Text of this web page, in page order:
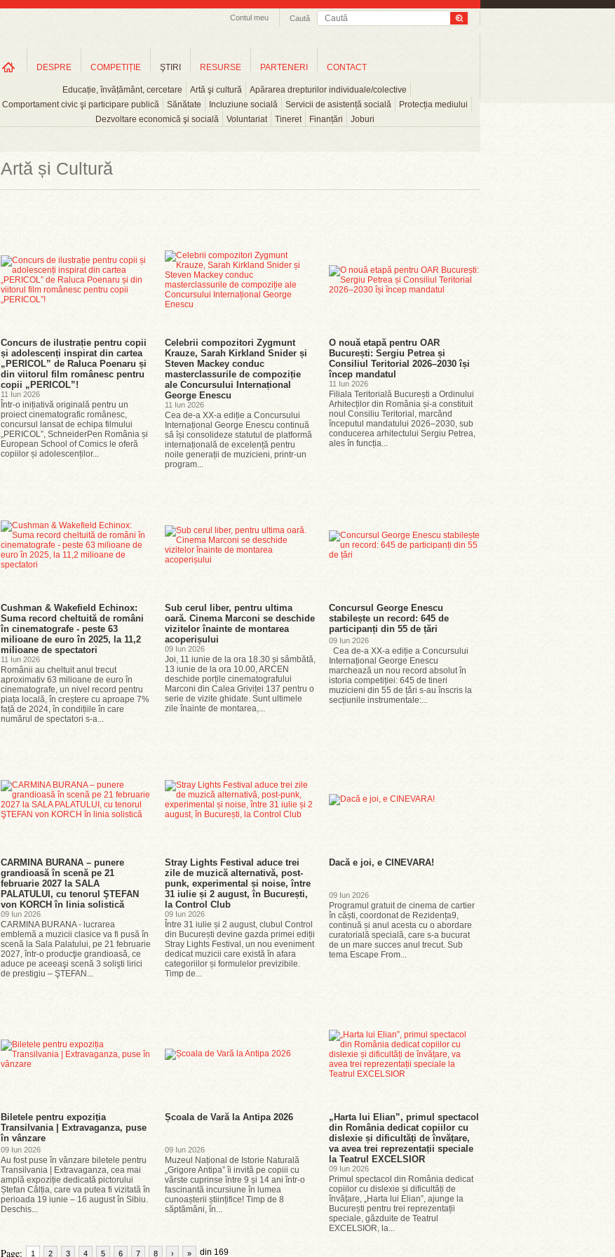
Caută
Contul meu
DESPRE COMPETIȚIE ŞTIRI
Educație, învățământ, cercetare Artă şi cultură
Apărarea drepturilor individuale/colective
Comportament civic şi participare publică
Sănătate Incluziune socială Servicii de asistență socială
Protecția mediului
Dezvoltare economică şi socială
Voluntariat Tineret Finanțări Joburi
RESURSE PARTENERI CONTACT
Artă și Cultură
Concurs de ilustrație pentru copii
și adolescenți inspirat din cartea
„PERICOL” de Raluca Poenaru și
din viitorul film românesc pentru
copii „PERICOL”!
11 Iun 2026
Într-o inițiativă originală pentru un
proiect cinematografic românesc,
concursul lansat de echipa filmului
„PERICOL”, SchneiderPen România și
European School of Comics le oferă
copiilor și adolescenților...
Celebrii compozitori Zygmunt
Krauze, Sarah Kirkland Snider și
Steven Mackey conduc
masterclassurile de compoziție
ale Concursului Internațional
George Enescu
11 Iun 2026
Cea de-a XX-a ediție a Concursului
Internațional George Enescu continuă
să își consolideze statutul de platformă
internațională de excelență pentru
noile generații de muzicieni, printr-un
program...
O nouă etapă pentru OAR
București: Sergiu Petrea și
Consiliul Teritorial 2026–2030 își
încep mandatul
11 Iun 2026
Filiala Teritorială București a Ordinului
Arhitecților din România și-a constituit
noul Consiliu Teritorial, marcând
începutul mandatului 2026–2030, sub
conducerea arhitectului Sergiu Petrea,
ales în funcția...
Cushman & Wakefield Echinox:
Suma record cheltuită de români
în cinematografe - peste 63
milioane de euro în 2025, la 11,2
milioane de spectatori
11 Iun 2026
Românii au cheltuit anul trecut
aproximativ 63 milioane de euro în
cinematografe, un nivel record pentru
piața locală, în creștere cu aproape 7%
față de 2024, în condițiile în care
numărul de spectatori s-a...
Sub cerul liber, pentru ultima
oară. Cinema Marconi se deschide
vizitelor înainte de montarea
acoperișului
09 Iun 2026
Joi, 11 iunie de la ora 18.30 și sâmbătă,
13 iunie de la ora 10.00, ARCEN
deschide porțile cinematografului
Marconi din Calea Griviței 137 pentru o
serie de vizite ghidate. Sunt ultimele
zile înainte de montarea,...
Concursul George Enescu
stabilește un record: 645 de
participanți din 55 de țări
09 Iun 2026
Cea de-a XX-a ediție a Concursului
Internațional George Enescu
marchează un nou record absolut în
istoria competiției: 645 de tineri
muzicieni din 55 de țări s-au înscris la
secțiunile instrumentale:...
CARMINA BURANA – punere
grandioasă în scenă pe 21
februarie 2027 la SALA
PALATULUI, cu tenorul ŞTEFAN
von KORCH în linia solistică
09 Iun 2026
CARMINA BURANA - lucrarea
emblemă a muzicii clasice va fi pusă în
scenă la Sala Palatului, pe 21 februarie
2027, într-o producţie grandioasă, ce
aduce pe aceeaşi scenă 3 solişti lirici
de prestigiu – ŞTEFAN...
Stray Lights Festival aduce trei
zile de muzică alternativă, post-
punk, experimental și noise, între
31 iulie și 2 august, în București,
la Control Club
09 Iun 2026
Între 31 iulie și 2 august, clubul Control
din București devine gazda primei ediții
Stray Lights Festival, un nou eveniment
dedicat muzicii care există în afara
categoriilor și formulelor previzibile.
Timp de...
Dacă e joi, e CINEVARA!
09 Iun 2026
Programul gratuit de cinema de cartier
în căști, coordonat de Rezidența9,
continuă și anul acesta cu o abordare
curatorială specială, care s-a bucurat
de un mare succes anul trecut. Sub
tema Escape From...
Biletele pentru expoziția
Transilvania | Extravaganza, puse
în vânzare
09 Iun 2026
Au fost puse în vânzare biletele pentru
Transilvania | Extravaganza, cea mai
amplă expoziție dedicată pictorului
Ștefan Câlția, care va putea fi vizitată în
perioada 19 iunie – 16 august în Sibiu.
Deschis...
Școala de Vară la Antipa 2026
09 Iun 2026
Muzeul Național de Istorie Naturală
„Grigore Antipa” îi invită pe copiii cu
vârste cuprinse între 9 și 14 ani într-o
fascinantă incursiune în lumea
cunoașterii științifice! Timp de 8
săptămâni, în...
„Harta lui Elian”, primul spectacol
din România dedicat copiilor cu
dislexie și dificultăți de învățare,
va avea trei reprezentații speciale
la Teatrul EXCELSIOR
09 Iun 2026
Primul spectacol din România dedicat
copiilor cu dislexie și dificultăți de
învățare, „Harta lui Elian”, ajunge la
București pentru trei reprezentații
speciale, găzduite de Teatrul
EXCELSIOR, la...
Page: 1 2 3 4 5 6 7 8 din 169
› »